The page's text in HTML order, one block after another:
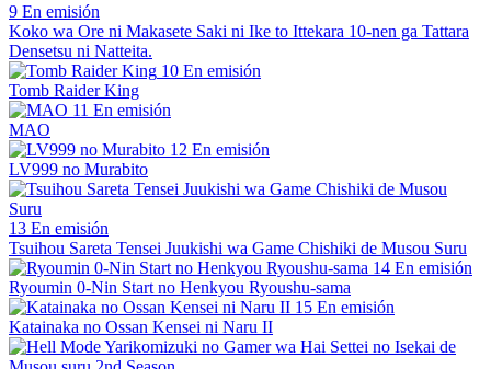
9 En emisión
Koko wa Ore ni Makasete Saki ni Ike to Ittekara 10-nen ga Tattara
Densetsu ni Natteita.
10 En emisión
Tomb Raider King
11 En emisión
MAO
12 En emisión
LV999 no Murabito
13 En emisión
Tsuihou Sareta Tensei Juukishi wa Game Chishiki de Musou Suru
14 En emisión
Ryoumin 0-Nin Start no Henkyou Ryoushu-sama
15 En emisión
Katainaka no Ossan Kensei ni Naru II